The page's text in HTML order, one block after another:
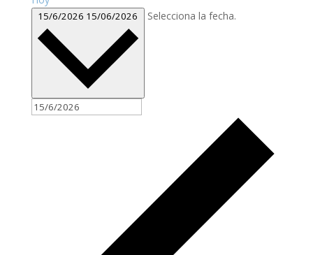
15/6/2026 15/06/2026 Selecciona la fecha.